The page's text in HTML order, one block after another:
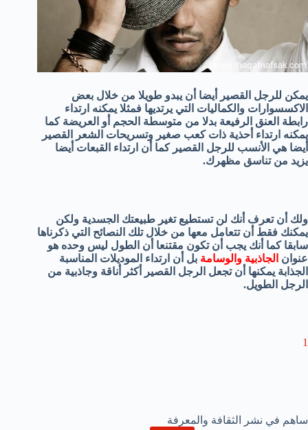
يمكن للرجل القصير أيضا أن يبدو طويلا من خلال بعض
الاكسسوارات والكماليات التي يرتديها فمثلا يمكنه ارتداء
رابطة العنق الرفيعة بدلا من متوسطة الحجم أو العريضة كما
يمكنه ارتداء أحذية ذات كعب صغير وتسريحات الشعر القصير
أيضا هي الأنسب للرجل القصير كما أن ارتداء القبعات أيضا
يزيد من تناسق مظهرك.
ولك أن تعرف أنك لن تستطيع تغير طبيعتك الجسدية ولكن
يمكنك فقط أن تتعامل معها من خلال تلك النصائح التي ذكرناها
سابقا كما أنك يجب أن تكون مقتنعا أن الطول ليس وحده هو
عنوان الجاذبية والوسامة بل أن ارتداء الموديلات المناسبة
الجذابة يمكنها أن تجعل الرجل القصير أكثر أناقة وجاذبية من
الرجل الطويل.
1
ساهم في نشر الثقافة والمعرفة